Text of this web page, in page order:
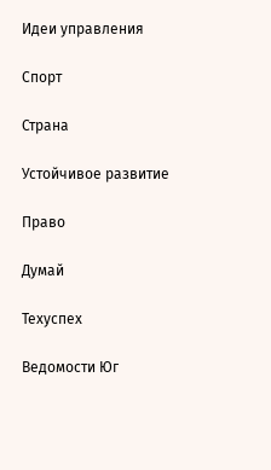
Идеи управления
Спорт
Страна
Устойчивое развитие
Право
Думай
Техуспех
Ведомости Юг